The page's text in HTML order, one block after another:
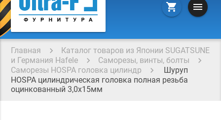
shopping_cart menu
Главная
Каталог товаров из Японии SUGATSUNE
и Германия Hafele
Саморезы, винты, болты
Саморезы HOSPA головка цилиндр
Шуруп
HOSPA цилиндрическая головка полная резьба
оцинкованный 3,0x15мм